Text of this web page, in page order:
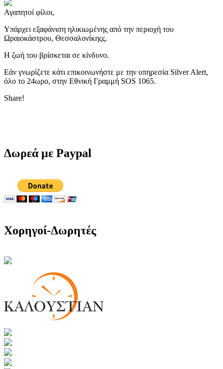
Αγαπητοί φίλοι,
Υπάρχει εξαφάνιση ηλικιωμένης από την περιοχή του
Ωραιοκάστρου, Θεσσαλονίκηςς.
Η ζωή του βρίσκεται σε κίνδυνο.
Εάν γνωρίζετε κάτι επικοινωνήστε με την υπηρεσία Silver Alert,
όλο το 24ωρο, στην Εθνική Γραμμή SOS 1065.
Share!
Δωρεά με Paypal
Χορηγοί-Δωρητές